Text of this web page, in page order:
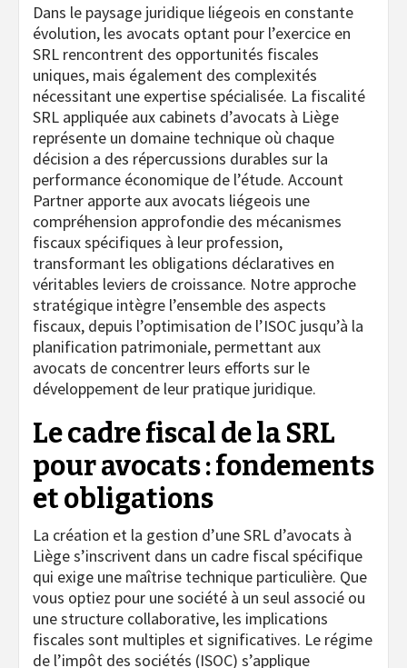
Dans le paysage juridique liégeois en constante
évolution, les avocats optant pour l’exercice en
SRL rencontrent des opportunités fiscales
uniques, mais également des complexités
nécessitant une expertise spécialisée. La fiscalité
SRL appliquée aux cabinets d’avocats à Liège
représente un domaine technique où chaque
décision a des répercussions durables sur la
performance économique de l’étude. Account
Partner apporte aux avocats liégeois une
compréhension approfondie des mécanismes
fiscaux spécifiques à leur profession,
transformant les obligations déclaratives en
véritables leviers de croissance. Notre approche
stratégique intègre l’ensemble des aspects
fiscaux, depuis l’optimisation de l’ISOC jusqu’à la
planification patrimoniale, permettant aux
avocats de concentrer leurs efforts sur le
développement de leur pratique juridique.
Le cadre fiscal de la SRL
pour avocats : fondements
et obligations
La création et la gestion d’une SRL d’avocats à
Liège s’inscrivent dans un cadre fiscal spécifique
qui exige une maîtrise technique particulière. Que
vous optiez pour une société à un seul associé ou
une structure collaborative, les implications
fiscales sont multiples et significatives. Le régime
de l’impôt des sociétés (ISOC) s’applique